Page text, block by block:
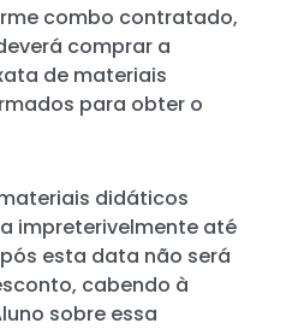
combo contratado,
comprar a
de materiais
para obter o
didáticos
impreterivelmente até
esta data não será
cabendo à
sobre essa